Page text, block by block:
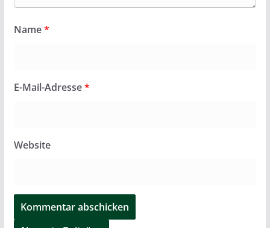
Name*
E-Mail-Adresse*
Website